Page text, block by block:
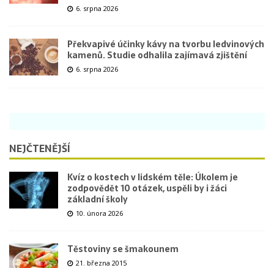
6. srpna 2026
Překvapivé účinky kávy na tvorbu ledvinových
kamenů. Studie odhalila zajímavá zjištění
6. srpna 2026
NEJČTENĚJŠÍ
Kvíz o kostech v lidském těle: Úkolem je
zodpovědět 10 otázek, uspěli by i žáci
základní školy
10. února 2026
Těstoviny se šmakounem
21. března 2015